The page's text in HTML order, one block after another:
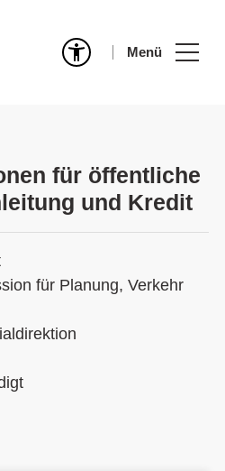
Menü
für öffentliche
und Kredit
für Planung, Verkehr